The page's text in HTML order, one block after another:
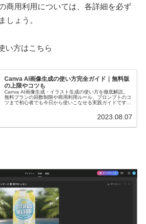
商用利用については、各詳細を必ず
しょう。
い方はこちら
Canva AI画像生成の使い方完全ガイド｜無料版
の上限やコツも
Canva AI画像生成・イラスト生成の使い方を徹底解説。
無料プランの回数制限や商用利用ルール、プロンプトのコ
ツまで初心者でも今日から使いこなせる実践ガイドです。
2023.08.07